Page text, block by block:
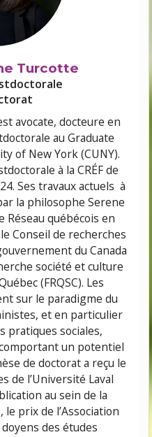
Turcotte
avocate, docteure en
au Graduate
of New York(CUNY).
à la CRÉF de
Ses travaux actuels à
la philosophe Serene
Réseau québécois en
Conseil de recherches
du Canada
société et culture
(FRQSC). Les
sur le paradigme du
, et en particulier
pratiques sociales,
un potentiel
de doctorat a reçu le
de l’Université Laval
au sein de la
, le prix de l’Association
des études